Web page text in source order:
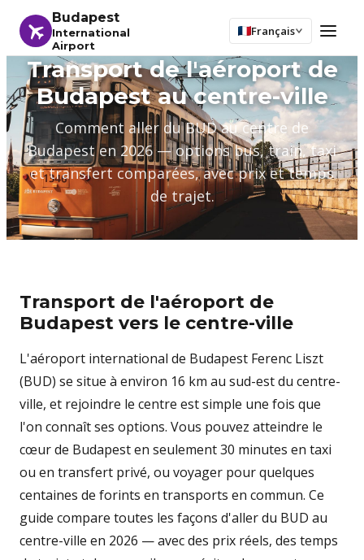
Budapest
International
Airport
Français
Transport de l'aéroport de
Budapest au centre-ville
Comment aller du BUD au centre de
Budapest en 2026 — options bus, train, taxi
et transfert comparées, avec prix et temps
de trajet.
Transport de l'aéroport de
Budapest vers le centre-ville
L'aéroport international de Budapest Ferenc Liszt
(BUD) se situe à environ 16 km au sud-est du centre-
ville, et rejoindre le centre est simple une fois que
l'on connaît ses options. Vous pouvez atteindre le
cœur de Budapest en seulement 30 minutes en taxi
ou en transfert privé, ou voyager pour quelques
centaines de forints en transports en commun. Ce
guide compare toutes les façons d'aller du BUD au
centre-ville en 2026 — avec des prix réels, des temps